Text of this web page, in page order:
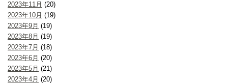
2023年11月 (20)
2023年10月 (19)
2023年9月 (19)
2023年8月 (19)
2023年7月 (18)
2023年6月 (20)
2023年5月 (21)
2023年4月 (20)